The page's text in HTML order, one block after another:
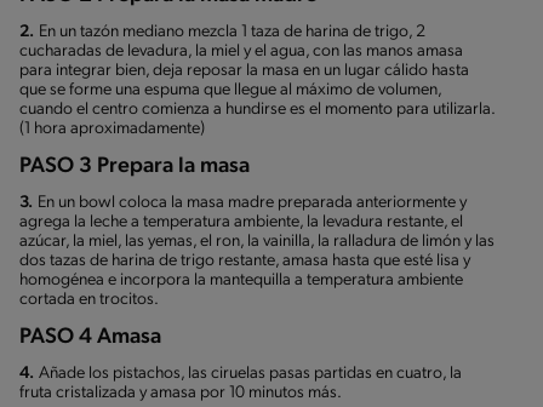
2. En un tazón mediano mezcla 1 taza de harina de trigo, 2
cucharadas de levadura, la miel y el agua, con las manos amasa
para integrar bien, deja reposar la masa en un lugar cálido hasta
que se forme una espuma que llegue al máximo de volumen,
cuando el centro comienza a hundirse es el momento para utilizarla.
(1 hora aproximadamente)
PASO 3 Prepara la masa
3. En un bowl coloca la masa madre preparada anteriormente y
agrega la leche a temperatura ambiente, la levadura restante, el
azúcar, la miel, las yemas, el ron, la vainilla, la ralladura de limón y las
dos tazas de harina de trigo restante, amasa hasta que esté lisa y
homogénea e incorpora la mantequilla a temperatura ambiente
cortada en trocitos.
PASO 4 Amasa
4. Añade los pistachos, las ciruelas pasas partidas en cuatro, la
fruta cristalizada y amasa por 10 minutos más.